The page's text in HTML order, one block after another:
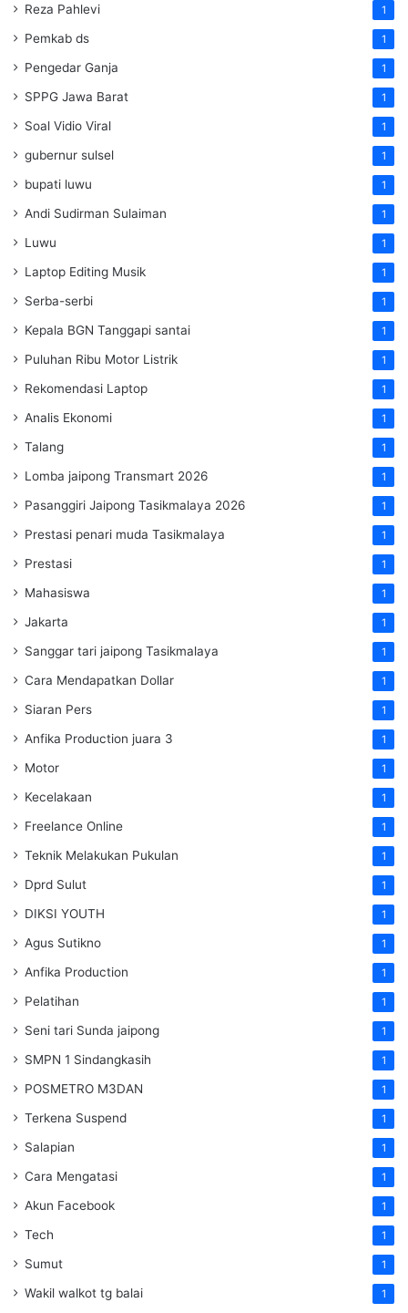
Reza Pahlevi 1
Pemkab ds 1
Pengedar Ganja 1
SPPG Jawa Barat 1
Soal Vidio Viral 1
gubernur sulsel 1
bupati luwu 1
Andi Sudirman Sulaiman 1
Luwu 1
Laptop Editing Musik 1
Serba-serbi 1
Kepala BGN Tanggapi santai 1
Puluhan Ribu Motor Listrik 1
Rekomendasi Laptop 1
Analis Ekonomi 1
Talang 1
Lomba jaipong Transmart 2026 1
Pasanggiri Jaipong Tasikmalaya 2026 1
Prestasi penari muda Tasikmalaya 1
Prestasi 1
Mahasiswa 1
Jakarta 1
Sanggar tari jaipong Tasikmalaya 1
Cara Mendapatkan Dollar 1
Siaran Pers 1
Anfika Production juara 3 1
Motor 1
Kecelakaan 1
Freelance Online 1
Teknik Melakukan Pukulan 1
Dprd Sulut 1
DIKSI YOUTH 1
Agus Sutikno 1
Anfika Production 1
Pelatihan 1
Seni tari Sunda jaipong 1
SMPN 1 Sindangkasih 1
POSMETRO M3DAN 1
Terkena Suspend 1
Salapian 1
Cara Mengatasi 1
Akun Facebook 1
Tech 1
Sumut 1
Wakil walkot tg balai 1